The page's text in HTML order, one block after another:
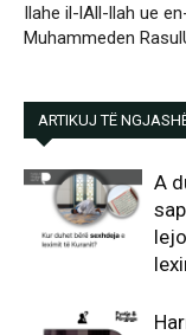
Ilahe il-lAll-llah ue
Muhammeden
ARTIKUJ TË
A